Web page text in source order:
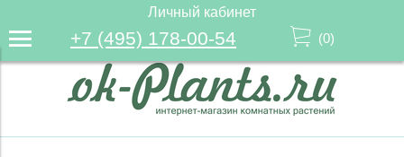
Личный кабинет
+7 (495) 178-00-54 (0)